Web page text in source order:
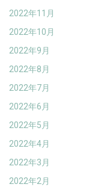
2022年11月
2022年10月
2022年9月
2022年8月
2022年7月
2022年6月
2022年5月
2022年4月
2022年3月
2022年2月